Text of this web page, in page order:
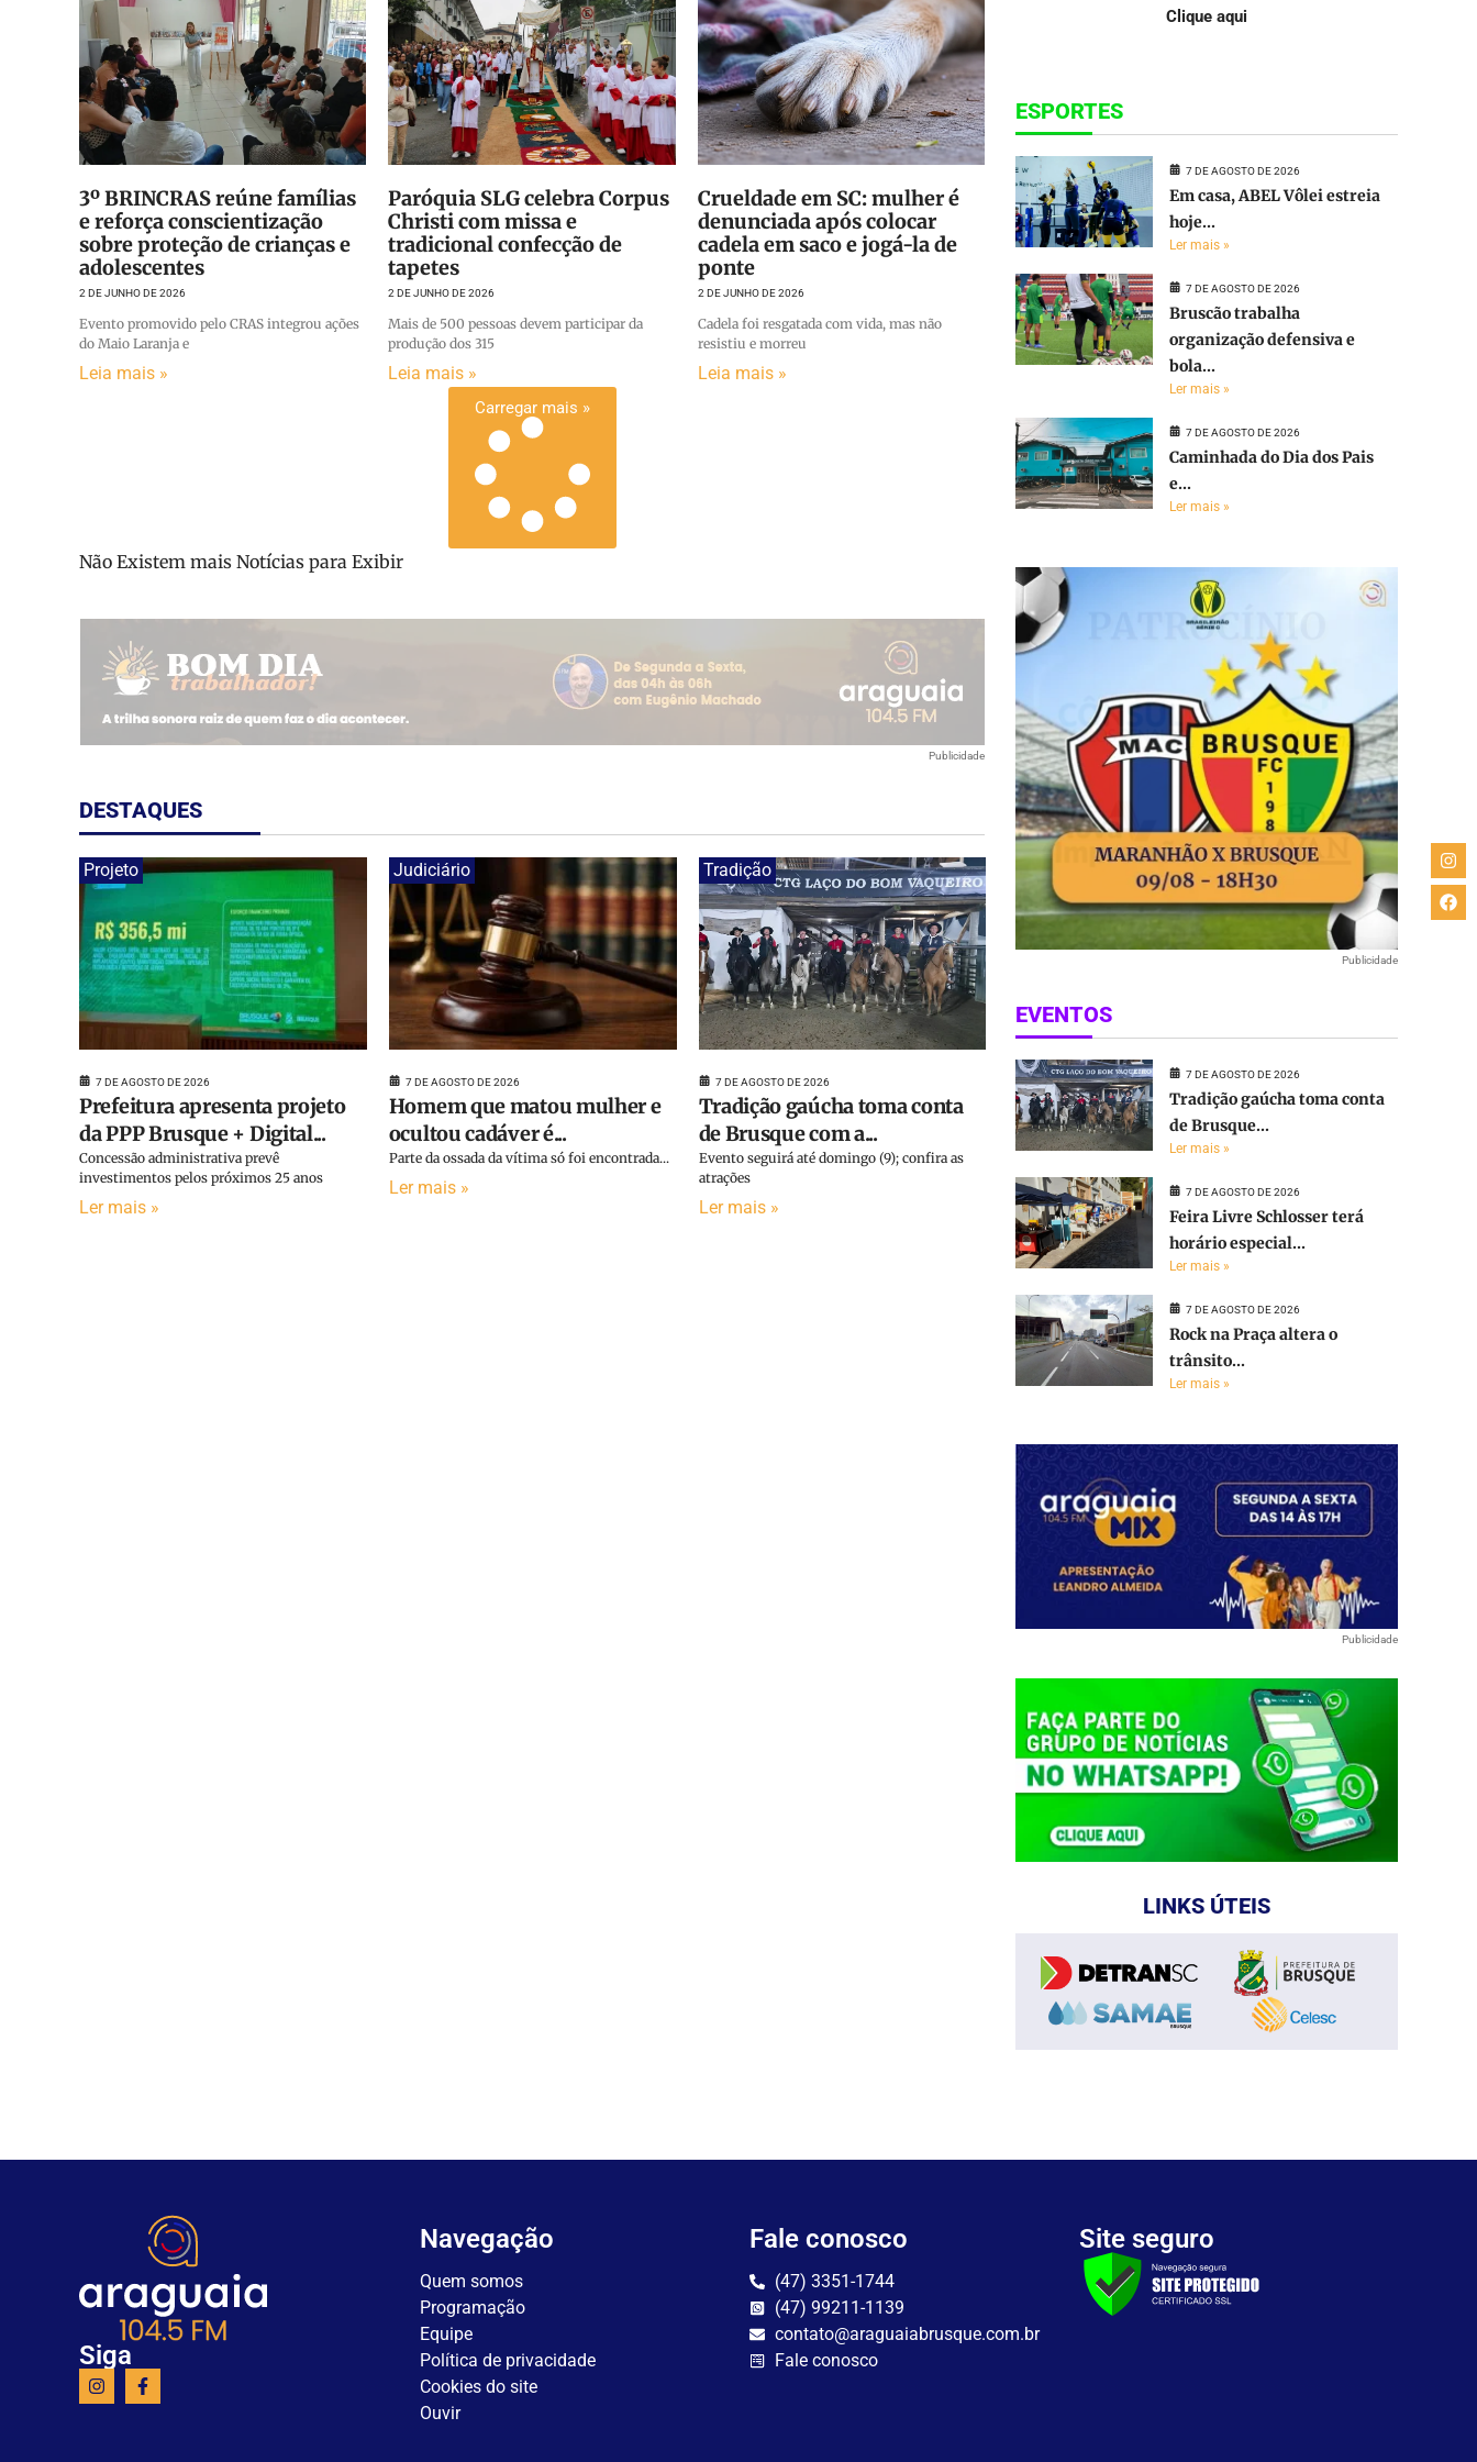
3º BRINCRAS reúne famílias
e reforça conscientização
sobre proteção de crianças e
adolescentes
2 DE JUNHO DE 2026
Evento promovido pelo CRAS integrou ações
do Maio Laranja e
Leia mais »
Paróquia SLG celebra Corpus
Christi com missa e
tradicional confecção de
tapetes
2 DE JUNHO DE 2026
Mais de 500 pessoas devem participar da
produção dos 315
Leia mais »
Crueldade em SC: mulher é
denunciada após colocar
cadela em saco e jogá-la de
ponte
2 DE JUNHO DE 2026
Cadela foi resgatada com vida, mas não
resistiu e morreu
Leia mais »
Carregar mais »
Não Existem mais Notícias para Exibir
Publicidade
DESTAQUES
Projeto
7 DE AGOSTO DE 2026
Prefeitura apresenta projeto
da PPP Brusque + Digital...
Concessão administrativa prevê
investimentos pelos próximos 25 anos
Ler mais »
Judiciário
7 DE AGOSTO DE 2026
Homem que matou mulher e
ocultou cadáver é...
Parte da ossada da vítima só foi encontrada...
Ler mais »
Tradição
7 DE AGOSTO DE 2026
Tradição gaúcha toma conta
de Brusque com a...
Evento seguirá até domingo (9); confira as
atrações
Ler mais »
Clique aqui
ESPORTES
7 DE AGOSTO DE 2026
Em casa, ABEL Vôlei estreia
hoje...
Ler mais »
7 DE AGOSTO DE 2026
Bruscão trabalha
organização defensiva e
bola...
Ler mais »
7 DE AGOSTO DE 2026
Caminhada do Dia dos Pais
e...
Ler mais »
Publicidade
EVENTOS
7 DE AGOSTO DE 2026
Tradição gaúcha toma conta
de Brusque...
Ler mais »
7 DE AGOSTO DE 2026
Feira Livre Schlosser terá
horário especial...
Ler mais »
7 DE AGOSTO DE 2026
Rock na Praça altera o
trânsito...
Ler mais »
Publicidade
LINKS ÚTEIS
Siga
Navegação
Quem somos
Programação
Equipe
Política de privacidade
Cookies do site
Ouvir
Fale conosco
(47) 3351-1744
(47) 99211-1139
contato@araguaiabrusque.com.br
Fale conosco
Site seguro